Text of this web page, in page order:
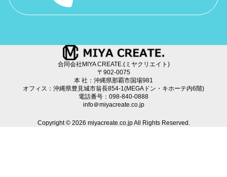
合同会社MIYA CREATE.(ミヤクリエイト)
〒902-0075
本 社：沖縄県那覇市国場981
オフィス：沖縄県豊見城市翁長854-1(MEGAドン・キホーテ内6階)
電話番号：098-840-0888
info＠miyacreate.co.jp
Copyright © 2026 miyacreate.co.jp All Rights Reserved.